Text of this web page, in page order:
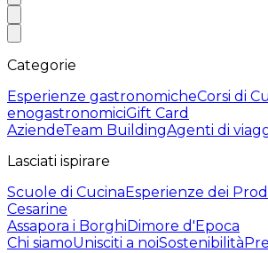
Categorie
Esperienze gastronomicheCorsi di
enogastronomiciGift Card
AziendeTeam BuildingAgenti di
Lasciati ispirare
Scuole di CucinaEsperienze dei
Cesarine
Assapora i BorghiDimore d'Epoca
Chi siamoUnisciti a noiSostenibilità